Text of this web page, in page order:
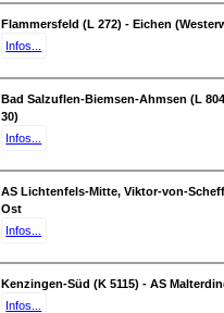
Flammersfeld (L 272) - Eichen
Infos...
Bad Salzuflen-Biemsen-Ahmsen (L
30)
Infos...
AS Lichtenfels-Mitte, Viktor-von-
Ost
Infos...
Kenzingen-Süd (K 5115) - AS
Infos...